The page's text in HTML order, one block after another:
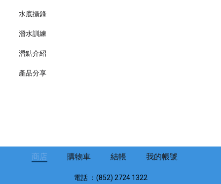
水底攝錄
潛水訓練
潛點介紹
產品分享
商店 購物車 結帳 我的帳號
電話 ：(852) 2724 1322